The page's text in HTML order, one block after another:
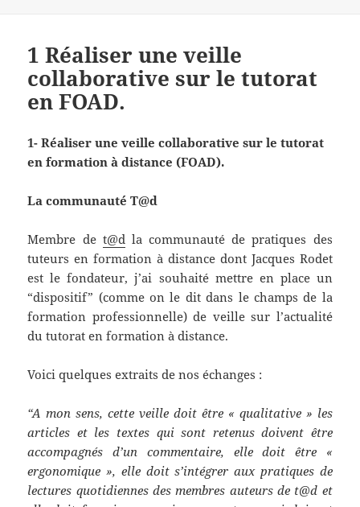
1 Réaliser une veille
collaborative sur le tutorat
en FOAD.
1- Réaliser une veille collaborative sur le tutorat
en formation à distance (FOAD).
La communauté T@d
Membre de t@dla communauté de pratiques des
tuteurs en formation à distance dont Jacques Rodet
est le fondateur, j’ai souhaité mettre en place un
“dispositif” (comme on le dit dans le champs de la
formation professionnelle) de veille sur l’actualité
du tutorat en formation à distance.
Voici quelques extraits de nos échanges :
“A mon sens, cette veille doit être « qualitative » les
articles et les textes qui sont retenus doivent être
accompagnés d’un commentaire, elle doit être «
ergonomique », elle doit s’intégrer aux pratiques de
lectures quotidiennes des membres auteurs de t@d et